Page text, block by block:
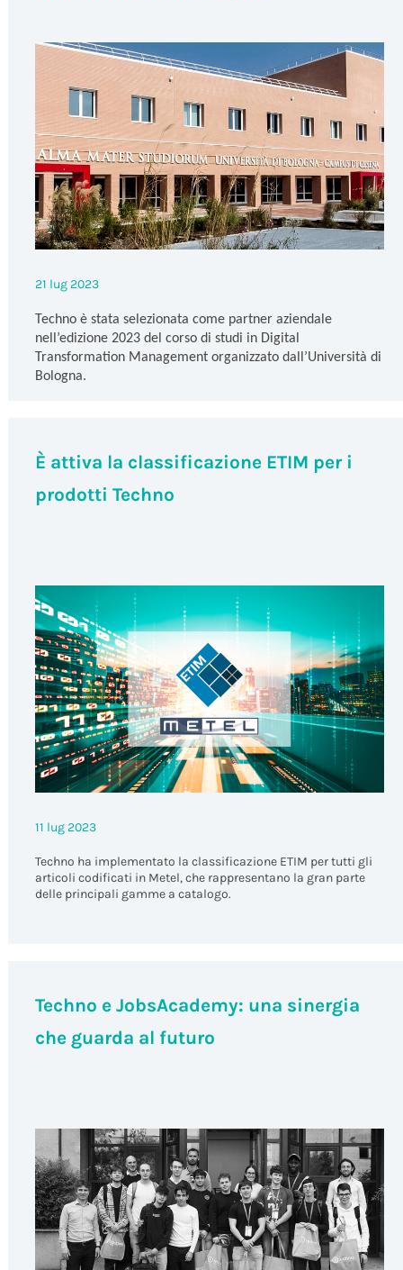
21 lug 2023
Techno è stata selezionata come partner aziendale
nell’edizione 2023 del corso di studi in Digital
Transformation Management organizzato dall’Università di
Bologna.
È attiva la classificazione ETIM per i
prodotti Techno
11 lug 2023
Techno ha implementato la classificazione ETIM per tutti gli
articoli codificati in Metel, che rappresentano la gran parte
delle principali gamme a catalogo.
Techno e JobsAcademy: una sinergia
che guarda al futuro